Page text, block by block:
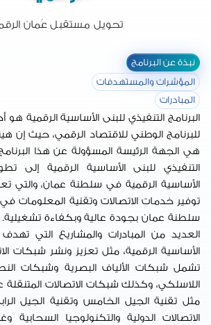
تحويل مستقبل عُمان
نبذة عن البرنامج
المؤشرات والمستهدفات
المبادرات
البرنامج التنفيذي للبنى الأساسية الرقمية هو
للبرنامج الوطني للاقتصاد الرقمي، حيث إن
هي الجهة الرئيسة المسؤولة عن هذا
التنفيذي للبنى الأساسية الرقمية إلى
الأساسية الرقمية في سلطنة عمان، والتي
توفير خدمات الاتصالات وتقنية المعلومات
سلطنة عمان بجودة عالية وبكفاءة تشغيلية.
العديد من المبادرات والمشاريع التي
الأساسية الرقمية، مثل تعزيز ونشر شبكات
تشمل شبكات الألياف البصرية وشبكات
اللاسلكي، وكذلك شبكات الاتصالات المتنقلة
مثل تقنية الجيل الخامس وتقنية الجيل
الاتصالات الدولية والتكنولوجيا السحابية